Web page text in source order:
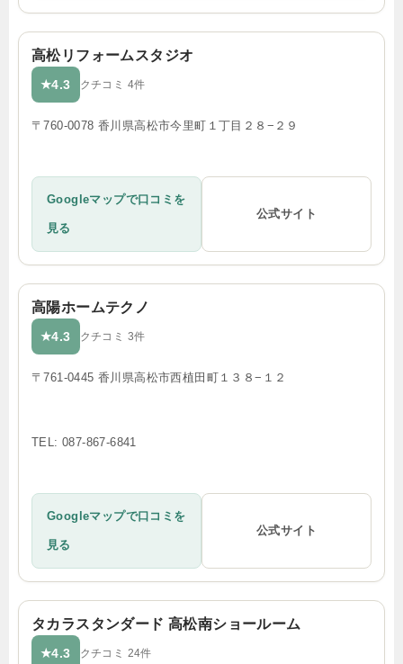
高松リフォームスタジオ
★4.3 クチコミ 4件
〒760-0078 香川県高松市今里町１丁目２８−２９
Googleマップで口コミを
見る
公式サイト
高陽ホームテクノ
★4.3 クチコミ 3件
〒761-0445 香川県高松市西植田町１３８−１２
TEL: 087-867-6841
Googleマップで口コミを
見る
公式サイト
タカラスタンダード 高松南ショールーム
★4.3 クチコミ 24件